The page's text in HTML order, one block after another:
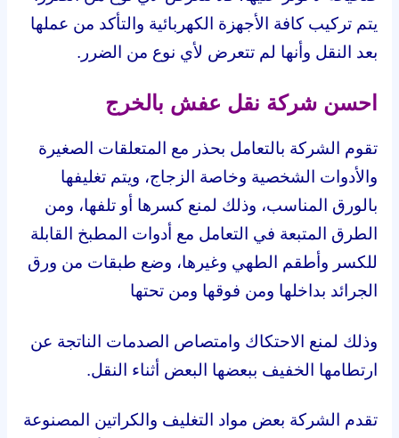
يتم تركيب كافة الأجهزة الكهربائية والتأكد من عملها
بعد النقل وأنها لم تتعرض لأي نوع من الضرر.
احسن شركة نقل عفش بالخرج
تقوم الشركة بالتعامل بحذر مع المتعلقات الصغيرة
والأدوات الشخصية وخاصة الزجاج، ويتم تغليفها
بالورق المناسب، وذلك لمنع كسرها أو تلفها، ومن
الطرق المتبعة في التعامل مع أدوات المطبخ القابلة
للكسر وأطقم الطهي وغيرها، وضع طبقات من ورق
الجرائد بداخلها ومن فوقها ومن تحتها
وذلك لمنع الاحتكاك وامتصاص الصدمات الناتجة عن
ارتطامها الخفيف ببعضها البعض أثناء النقل.
تقدم الشركة بعض مواد التغليف والكراتين المصنوعة